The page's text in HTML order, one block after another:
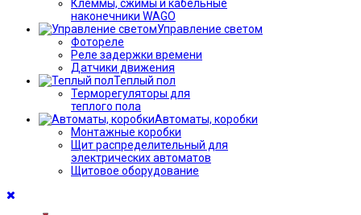
Клеммы, сжимы и кабельные
наконечники WAGO
Управление светом
Фотореле
Реле задержки времени
Датчики движения
Теплый пол
Терморегуляторы для
теплого пола
Автоматы, коробки
Монтажные коробки
Щит распределительный для
электрических автоматов
Щитовое оборудование